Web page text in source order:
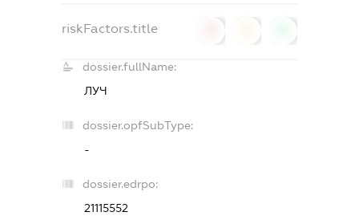
riskFactors.title
dossier.fullName:
ЛУЧ
dossier.opfSubType:
-
dossier.edrpo:
21115552